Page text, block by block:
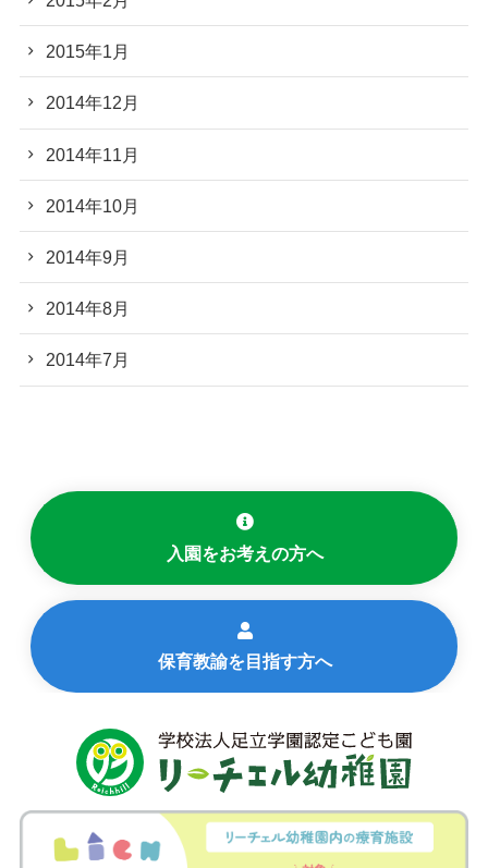
2015年1月
2014年12月
2014年11月
2014年10月
2014年9月
2014年8月
2014年7月
入園をお考えの方へ
保育教諭を目指す方へ